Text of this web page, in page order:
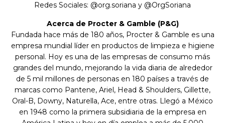
Redes Sociales: @org.soriana y @OrgSoriana
Acerca de Procter & Gamble (P&G)
Fundada hace más de 180 años, Procter & Gamble es una
empresa mundial líder en productos de limpieza e higiene
personal. Hoy es una de las empresas de consumo más
grandes del mundo, mejorando la vida diaria de alrededor
de 5 mil millones de personas en 180 países a través de
marcas como Pantene, Ariel, Head & Shoulders, Gillette,
Oral-B, Downy, Naturella, Ace, entre otras. Llegó a México
en 1948 como la primera subsidiaria de la empresa en